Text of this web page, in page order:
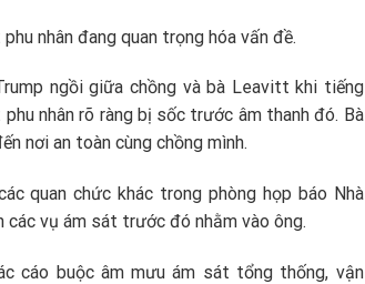
nhân đang quan trọng hóa vấn đề.
ngồi giữa chồng và bà Leavitt khi tiếng
nhân rõ ràng bị sốc trước âm thanh đó. Bà
nơi an toàn cùng chồng mình.
quan chức khác trong phòng họp báo Nhà
các vụ ám sát trước đó nhằm vào ông.
cáo buộc âm mưu ám sát tổng thống, vận